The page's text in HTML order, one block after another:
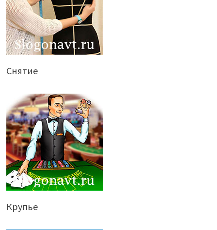
Снятие
Крупье